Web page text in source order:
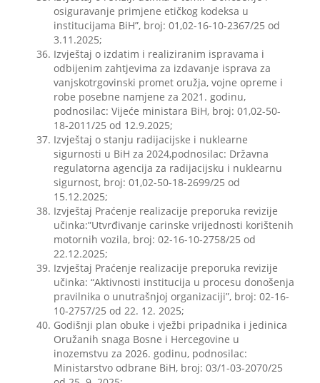
osiguravanje primjene etičkog kodeksa u
institucijama BiH”, broj: 01,02-16-10-2367/25 od
3.11.2025;
Izvještaj o izdatim i realiziranim ispravama i
odbijenim zahtjevima za izdavanje isprava za
vanjskotrgovinski promet oružja, vojne opreme i
robe posebne namjene za 2021. godinu,
podnosilac: Vijeće ministara BiH, broj: 01,02-50-
18-2011/25 od 12.9.2025;
Izvještaj o stanju radijacijske i nuklearne
sigurnosti u BiH za 2024,podnosilac: Državna
regulatorna agencija za radijacijsku i nuklearnu
sigurnost, broj: 01,02-50-18-2699/25 od
15.12.2025;
Izvještaj Praćenje realizacije preporuka revizije
učinka:”Utvrđivanje carinske vrijednosti korištenih
motornih vozila, broj: 02-16-10-2758/25 od
22.12.2025;
Izvještaj Praćenje realizacije preporuka revizije
učinka: “Aktivnosti institucija u procesu donošenja
pravilnika o unutrašnjoj organizaciji”, broj: 02-16-
10-2757/25 od 22. 12. 2025;
Godišnji plan obuke i vježbi pripadnika i jedinica
Oružanih snaga Bosne i Hercegovine u
inozemstvu za 2026. godinu, podnosilac:
Ministarstvo odbrane BiH, broj: 03/1-03-2070/25